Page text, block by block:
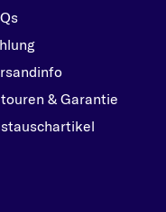
& Garantie